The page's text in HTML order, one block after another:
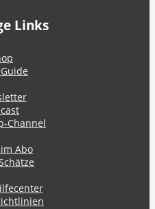
Links
Channel
Abo